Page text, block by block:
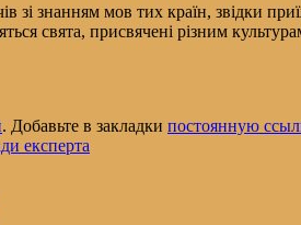
знанням мов тих країн, звідки
свята, присвячені різним
. Добавьте в закладки постоянную
експерта